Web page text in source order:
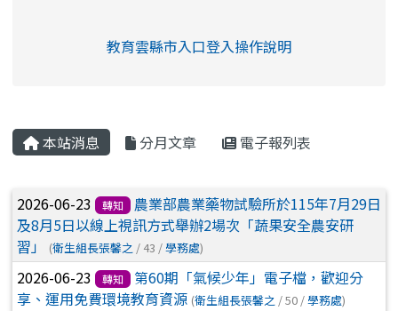
link to https://eliteracy.edu.tw/Shorts/
教育雲縣市入口登入操作說明
本站消息 分月文章 電子報列表
文章列表
2026-06-23 轉知
農業部農業藥物試驗所於115年7月29日
及8月5日以線上視訊方式舉辦2場次「蔬果安全農安研
習」
(衛生組長張馨之 / 43 /學務處)
2026-06-23 轉知
第60期「氣候少年」電子檔，歡迎分
享、運用免費環境教育資源 (衛生組長張馨之 / 50 /學務處)